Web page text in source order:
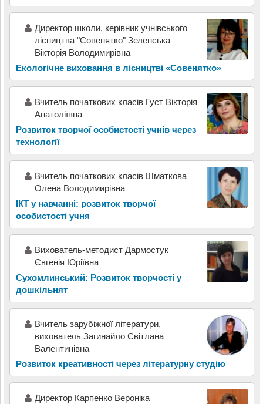
Директор школи, керівник учнівського
лісництва "Совенятко" Зеленська
Вікторія Володимирівна
Екологічне виховання в лісництві «Совенятко»
Вчитель початкових класів Густ Вікторія
Анатоліївна
Розвиток творчої особистості учнів через
технології
Вчитель початкових класів Шматкова
Олена Володимирівна
ІКТ у навчанні: розвиток творчої
особистості учня
Вихователь-методист Дармостук
Євгенія Юріївна
Сухомлинський: Розвиток творчості у
дошкільнят
Вчитель зарубіжної літератури,
вихователь Загинайло Світлана
Валентинівна
Розвиток креативності через літературну студію
Директор Карпенко Вероніка